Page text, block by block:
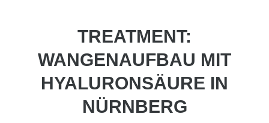
TREATMENT:
WANGENAUFBAU MIT
HYALURONSÄURE IN
NÜRNBERG